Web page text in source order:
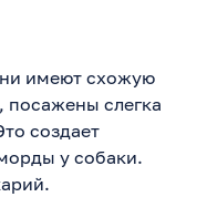
имеют схожую
посажены слегка
создает
у собаки.